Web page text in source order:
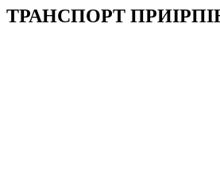
ТРАНСПОРТ